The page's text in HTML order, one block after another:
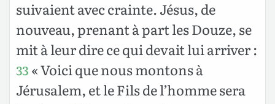
suivaient avec crainte. Jésus, de
nouveau, prenant à part les Douze, se
mit à leur dire ce qui devait lui arriver :
33 « Voici que nous montons à
Jérusalem, et le Fils de l’homme sera